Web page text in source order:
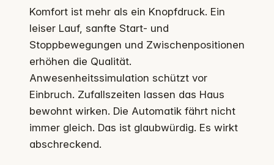
Komfort ist mehr als ein Knopfdruck. Ein
leiser Lauf, sanfte Start- und
Stoppbewegungen und Zwischenpositionen
erhöhen die Qualität.
Anwesenheitssimulation schützt vor
Einbruch. Zufallszeiten lassen das Haus
bewohnt wirken. Die Automatik fährt nicht
immer gleich. Das ist glaubwürdig. Es wirkt
abschreckend.